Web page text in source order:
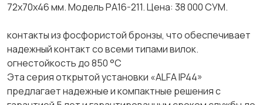
72х70х46 мм. Модель РА16-211. Цена: 38 000 СУМ.
контакты из фосфористой бронзы, что обеспечивает
надежный контакт со всеми типами вилок.
огнестойкость до 850 °С
Эта серия открытой установки «ALFA IP44»
предлагает надежные и компактные решения с